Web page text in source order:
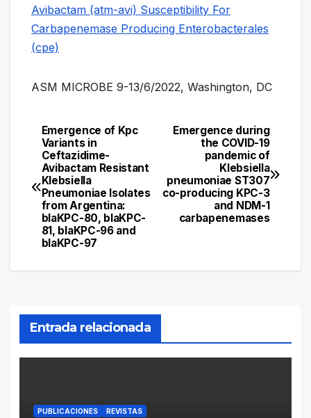
Avibactam (atm-avi) Susceptibility For
Carbapenemase Producing Enterobacterales
(cpe)
ASM MICROBE 9-13/6/2022, Washington, DC
Navegación
de
entradas
Emergence during
the COVID-19
pandemic of
Klebsiella
pneumoniae ST307
co-producing KPC-3
and NDM-1
carbapenemases
Emergence of Kpc
Variants in
Ceftazidime-
Avibactam Resistant
Klebsiella
Pneumoniae Isolates
from Argentina:
blaKPC-80, blaKPC-
81, blaKPC-96 and
blaKPC-97
Entrada relacionada
PUBLICACIONES REVISTAS